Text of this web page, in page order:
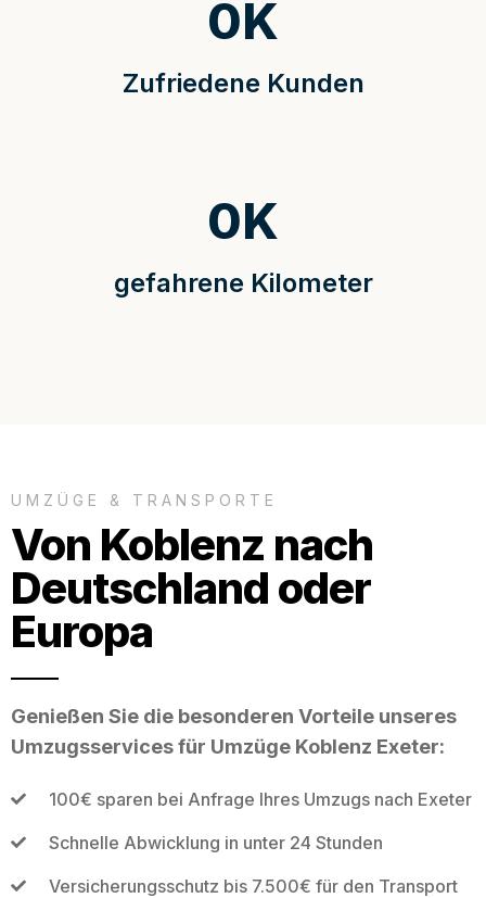
Zufriedene Kunden
0K
gefahrene Kilometer
0K
UMZÜGE & TRANSPORTE
Von Koblenz nach
Deutschland oder
Europa
Genießen Sie die besonderen Vorteile unseres
Umzugsservices für Umzüge Koblenz Exeter:
100€ sparen bei Anfrage Ihres Umzugs nach Exeter
Schnelle Abwicklung in unter 24 Stunden
Versicherungsschutz bis 7.500€ für den Transport